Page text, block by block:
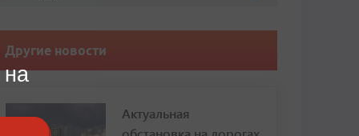
Другие новости
Актуальная